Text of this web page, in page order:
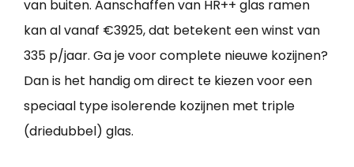
van buiten. Aanschaffen van HR++ glas ramen
kan al vanaf €3925, dat betekent een winst van
335 p/jaar. Ga je voor complete nieuwe kozijnen?
Dan is het handig om direct te kiezen voor een
speciaal type isolerende kozijnen met triple
(driedubbel) glas.